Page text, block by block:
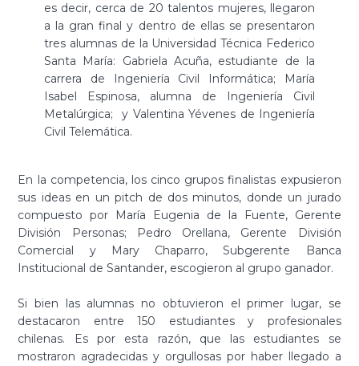
es decir, cerca de 20 talentos mujeres, llegaron
a la gran final y dentro de ellas se presentaron
tres alumnas de la Universidad Técnica Federico
Santa María: Gabriela Acuña, estudiante de la
carrera de Ingeniería Civil Informática; María
Isabel Espinosa, alumna de Ingeniería Civil
Metalúrgica; y Valentina Yévenes de Ingeniería
Civil Telemática.
En la competencia, los cinco grupos finalistas expusieron
sus ideas en un pitch de dos minutos, donde un jurado
compuesto por María Eugenia de la Fuente, Gerente
División Personas; Pedro Orellana, Gerente División
Comercial y Mary Chaparro, Subgerente Banca
Institucional de Santander, escogieron al grupo ganador.
Si bien las alumnas no obtuvieron el primer lugar, se
destacaron entre 150 estudiantes y profesionales
chilenas. Es por esta razón, que las estudiantes se
mostraron agradecidas y orgullosas por haber llegado a